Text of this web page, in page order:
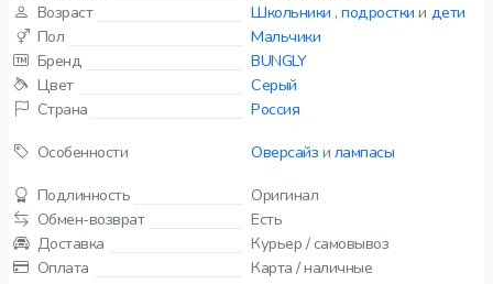
Возраст
Школьники ,подростки и дети
Пол
Мальчики
Бренд
BUNGLY
Цвет
Серый
Страна
Россия
Особенности
Оверсайз и лампасы
Подлинность
Оригинал
Обмен-возврат
Есть
Доставка
Курьер / самовывоз
Оплата
Карта / наличные